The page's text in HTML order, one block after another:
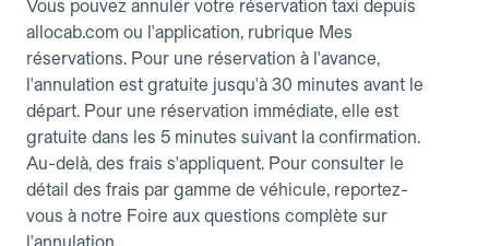
Vous pouvez annuler votre réservation taxi depuis
allocab.com ou l'application, rubrique Mes
réservations. Pour une réservation à l'avance,
l'annulation est gratuite jusqu'à 30 minutes avant le
départ. Pour une réservation immédiate, elle est
gratuite dans les 5 minutes suivant la confirmation.
Au-delà, des frais s'appliquent. Pour consulter le
détail des frais par gamme de véhicule, reportez-
vous à notre Foire aux questions complète sur
l'annulation.